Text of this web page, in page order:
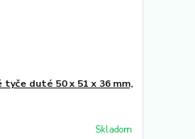
tyče duté 50 x 51 x 36 mm,
Skladom